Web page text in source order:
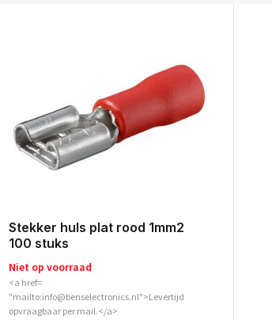
Stekker huls plat rood 1mm2
100 stuks
Niet op voorraad
<a href=
"mailto:info@benselectronics.nl">Levertijd
opvraagbaar per mail.</a>